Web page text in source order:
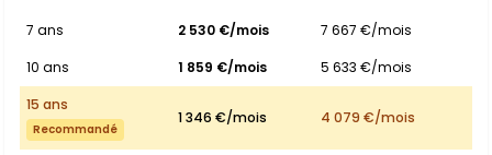
7 ans
2 530 €/mois
7 667 €/mois
10 ans
1 859 €/mois
5 633 €/mois
15 ans
Recommandé
1 346 €/mois 4 079 €/mois